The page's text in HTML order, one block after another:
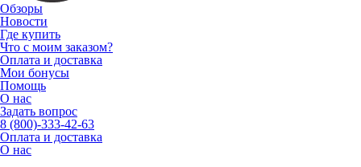
Обзоры
Новости
Где купить
Что с моим заказом?
Оплата и доставка
Мои бонусы
Помощь
О нас
Задать вопрос
8 (800)-333-42-63
Оплата и доставка
О нас